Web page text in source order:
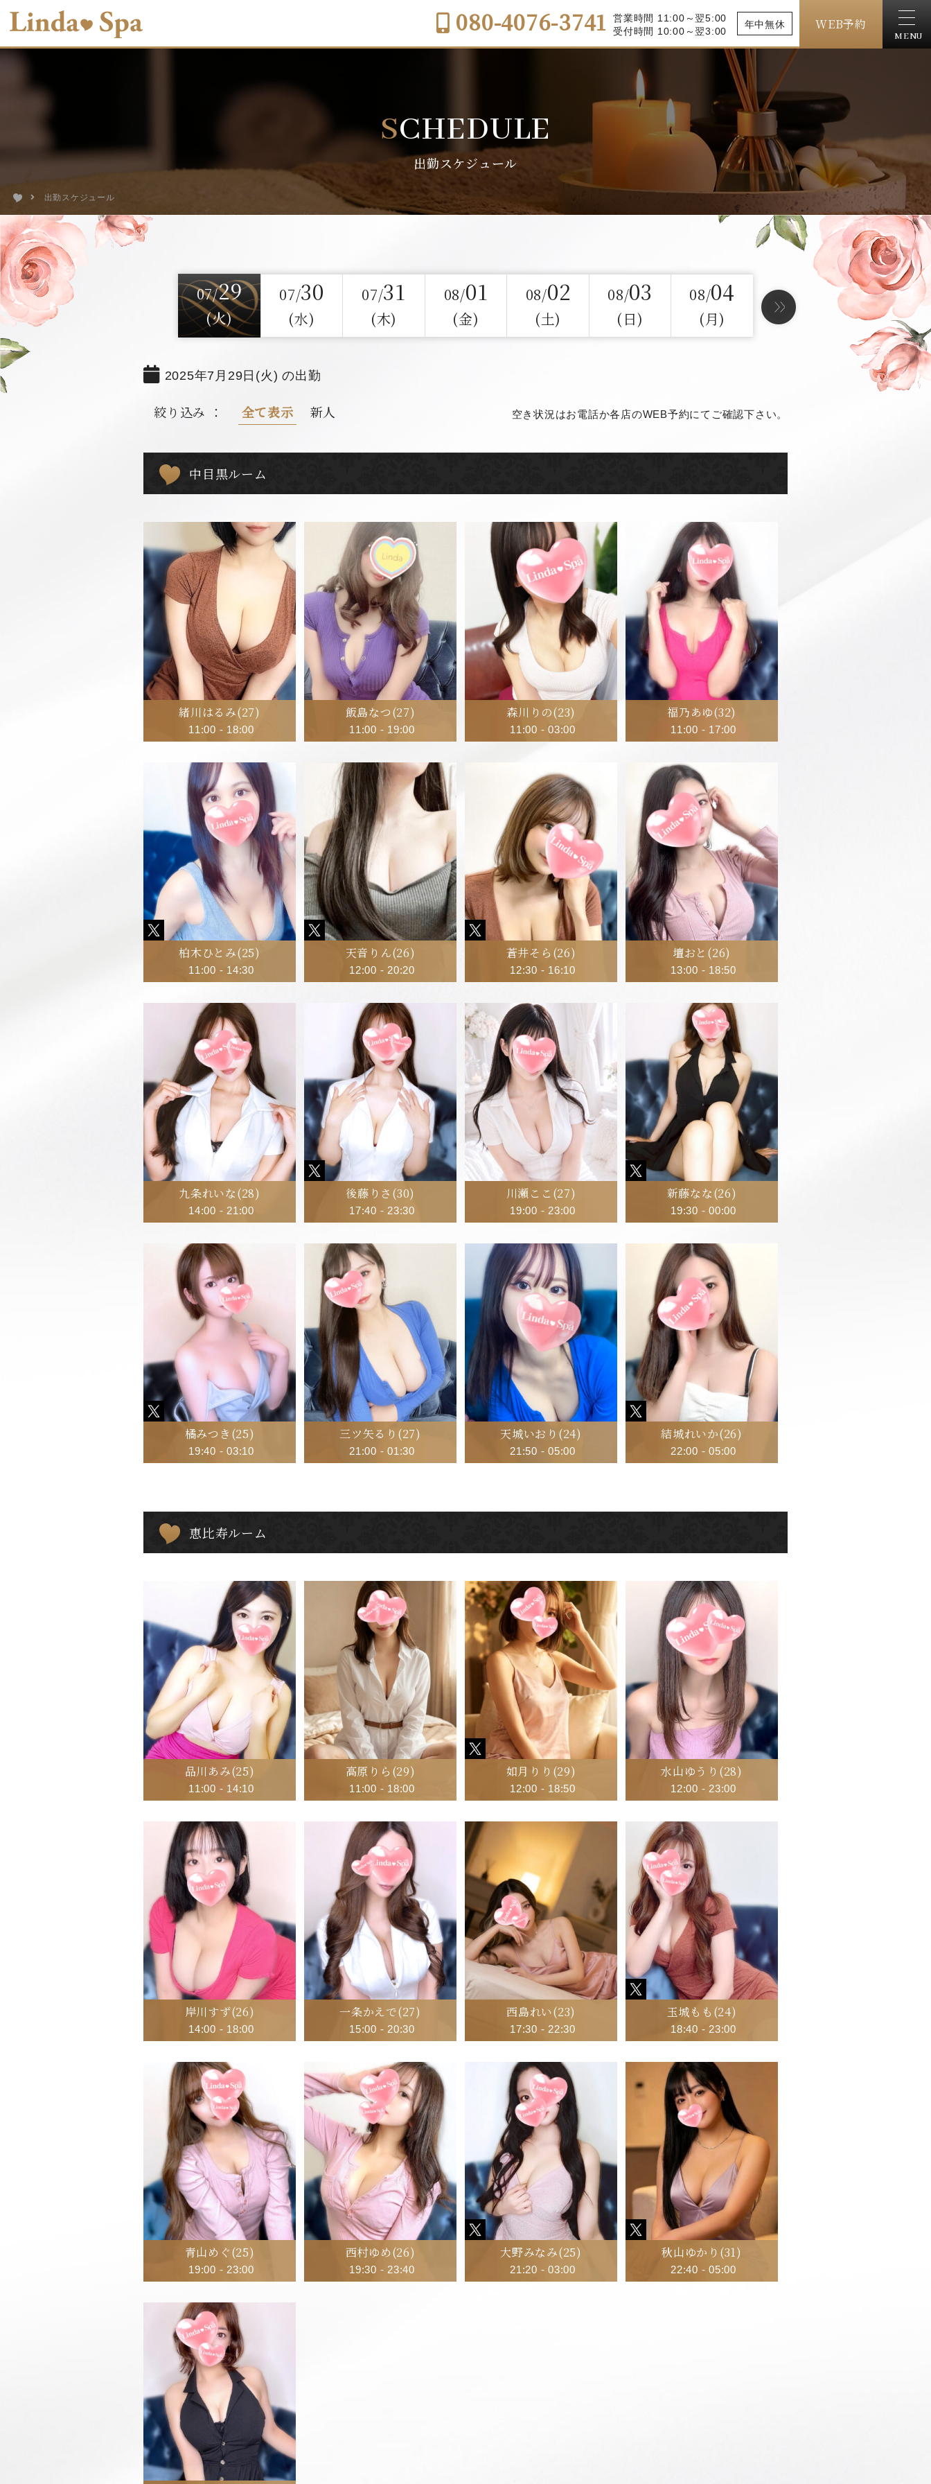
080-4076-3741
営業時間 11:00～翌5:00
受付時間 10:00～翌3:00
年中無休 WEB予約
SCHEDULE
出勤スケジュール
出勤スケジュール
07/29
(火)
07/30
(水)
07/31
(木)
08/01
(金)
08/02
(土)
08/03
(日)
08/04
(月)
2025年7月29日(火) の出勤
絞り込み ： 全て表示 新人 空き状況はお電話か各店のWEB予約にてご確認下さい。
中目黒ルーム
緒川はるみ(27)
11:00 - 18:00
飯島なつ(27)
11:00 - 19:00
森川りの(23)
11:00 - 03:00
福乃あゆ(32)
11:00 - 17:00
柏木ひとみ(25)
11:00 - 14:30
天音りん(26)
12:00 - 20:20
蒼井そら (26)
12:30 - 16:10
壇おと (26)
13:00 - 18:50
九条れいな(28)
14:00 - 21:00
後藤りさ (30)
17:40 - 23:30
川瀬ここ (27)
19:00 - 23:00
新藤なな(26)
19:30 - 00:00
橘みつき (25)
19:40 - 03:10
三ツ矢るり (27)
21:00 - 01:30
天城いおり (24)
21:50 - 05:00
結城れいか(26)
22:00 - 05:00
恵比寿ルーム
品川あみ(25)
11:00 - 14:10
高原りら (29)
11:00 - 18:00
如月りり (29)
12:00 - 18:50
水山ゆうり (28)
12:00 - 23:00
岸川すず(26)
14:00 - 18:00
一条かえで(27)
15:00 - 20:30
西島れい(23)
17:30 - 22:30
玉城もも (24)
18:40 - 23:00
青山めぐ(25)
19:00 - 23:00
西村ゆめ(26)
19:30 - 23:40
大野みなみ(25)
21:20 - 03:00
秋山ゆかり (31)
22:40 - 05:00
MENU